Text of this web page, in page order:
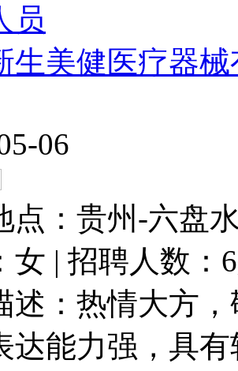
员
生美健医疗器
06
点：贵州-六盘
女 | 招聘人数： 6
述：热情大方
达能力强，具